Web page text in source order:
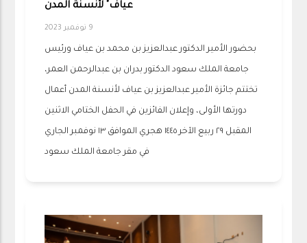
عياف" لأنسنة المدن
9 نوفمبر 2023
بحضور الأمير الدكتور عبدالعزيز بن محمد بن عياف ورئيس
جامعة الملك سعود الدكتور بدران بن عبدالرحمن العمر،
تختتم جائزة الأمير عبدالعزيز بن عياف لأنسنة المدن أعمال
دورتها الأولى، وإعلان الفائزين في الحفل الختامي الاثنين
المقبل ٢٩ ربيع الآخر ١٤٤٥ هجري الموافق ١٣ نوفمبر الجاري
في مقر جامعة الملك سعود